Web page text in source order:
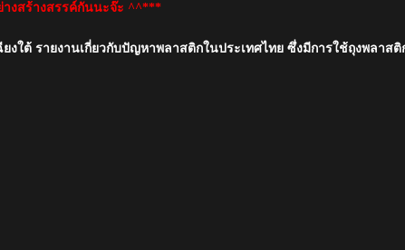
งสร้างสรรค์กันนะจ๊ะ ^^***
งใต้ รายงานเกี่ยวกับปัญหาพลาสติกในประเทศไทย ซึ่งมีการใช้ถุงพลาสติ